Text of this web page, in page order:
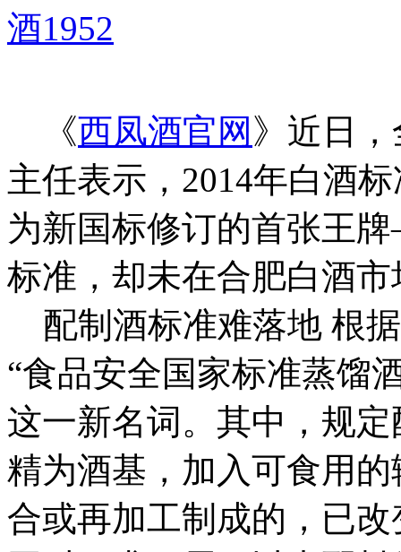
酒1952
《西凤酒官网 》近日
主任表示，2014年白酒
为新国标修订的首张王
标准，却未在合肥白酒
配制酒标准难落地 根
“食品安全国家标准蒸馏
这一新名词。其中，规
精为酒基，加入可食用
合或再加工制成的，已